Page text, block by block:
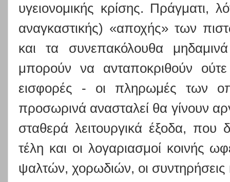
υγειονομικής κρίσης. Πράγματι,
αναγκαστικής) «αποχής» των
και τα συνεπακόλουθα
μπορούν να ανταποκριθούν ούτε
εισφορές - οι πληρωμές των
προσωρινά ανασταλεί θα γίνουν
σταθερά λειτουργικά έξοδα, που
τέλη και οι λογαριασμοί κοινής
ψαλτών, χορωδιών, οι